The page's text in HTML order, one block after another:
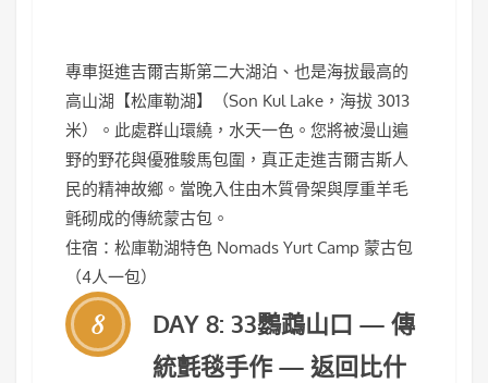
專車挺進吉爾吉斯第二大湖泊、也是海拔最高的
高山湖【松庫勒湖】（Son Kul Lake，海拔 3013
米）。此處群山環繞，水天一色。您將被漫山遍
野的野花與優雅駿馬包圍，真正走進吉爾吉斯人
民的精神故鄉。當晚入住由木質骨架與厚重羊毛
氈砌成的傳統蒙古包。
住宿：松庫勒湖特色 Nomads Yurt Camp 蒙古包
（4人一包）
8
DAY 8: 33鸚鵡山口 — 傳
統氈毯手作 — 返回比什